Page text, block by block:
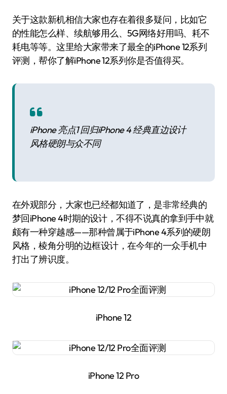
关于这款新机相信大家也存在着很多疑问，比如它
的性能怎么样、续航够用么、5G网络好用吗、耗不
耗电等等。这里给大家带来了最全的iPhone 12系列
评测，帮你了解iPhone 12系列你是否值得买。
iPhone 亮点1 回归iPhone 4 经典直边设计
风格硬朗与众不同
在外观部分，大家也已经都知道了，是非常经典的
梦回iPhone 4时期的设计，不得不说真的拿到手中就
颇有一种穿越感——那种曾属于iPhone 4系列的硬朗
风格，棱角分明的边框设计，在今年的一众手机中
打出了辨识度。
iPhone 12
iPhone 12 Pro